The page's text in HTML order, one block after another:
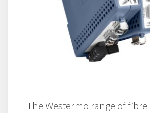
The Westermo range of